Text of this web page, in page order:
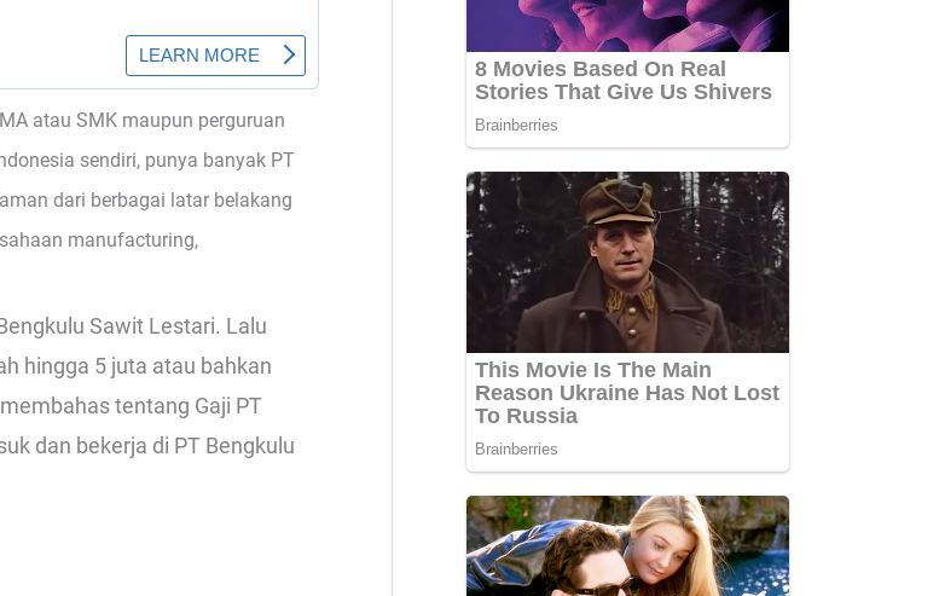
atau SMK maupun perguruan
sendiri, punya banyak PT
dari berbagai latar belakang
manufacturing,
Sawit Lestari. Lalu
hingga 5 juta atau bahkan
tentang Gaji PT
dan bekerja di PT Bengkulu